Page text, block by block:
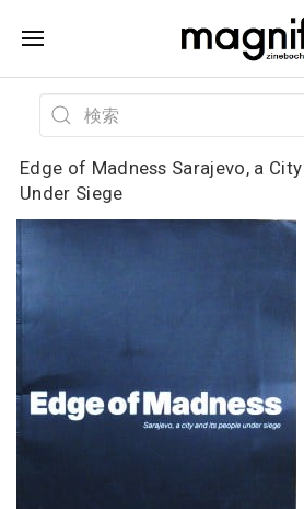
Edge of Madness Sarajevo, a
Under Siege